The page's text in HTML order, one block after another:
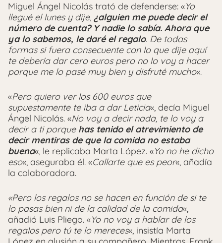
Miguel Ángel Nicolás trató de defenderse: «Yo
llegué el lunes y dije, ¿alguien me puede decir el
número de cuenta? Y nadie lo sabía. Ahora que
ya lo sabemos, le daré el regalo. De todas
formas si fuera consecuente con lo que dije aquí
te debería dar cero euros pero no lo voy a hacer
porque me lo pasé muy bien y disfruté mucho«.
«Pero quiero ver los 600 euros que
supuestamente te iba a dar Leticia«, decía Miguel
Ángel Nicolás. «No voy a decir nada, te lo voy a
decir a ti porque has tenido el atrevimiento de
decir mentiras de que la comida no estaba
buena«, le replicaba Marta López. «Yo no he dicho
eso«, aseguraba él. «Callarte que es peor«, añadía
la colaboradora.
«Pero los regalos no se hacen en función de si te
lo pasas bien ni de la calidad de la comida«,
añadió Luis Pliego. «Yo no voy a hablar de los
regalos pero tú te lo mereces«, insistía Marta